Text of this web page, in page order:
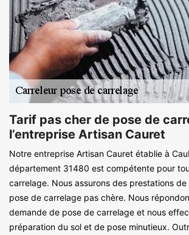
Tarif pas cher de pose de
l’entreprise Artisan Cauret
Notre entreprise Artisan Cauret établie à
département 31480 est compétente pour
carrelage. Nous assurons des prestations
pose de carrelage pas chère. Nous
demande de pose de carrelage et nous
préparation du sol et de pose minutieux.